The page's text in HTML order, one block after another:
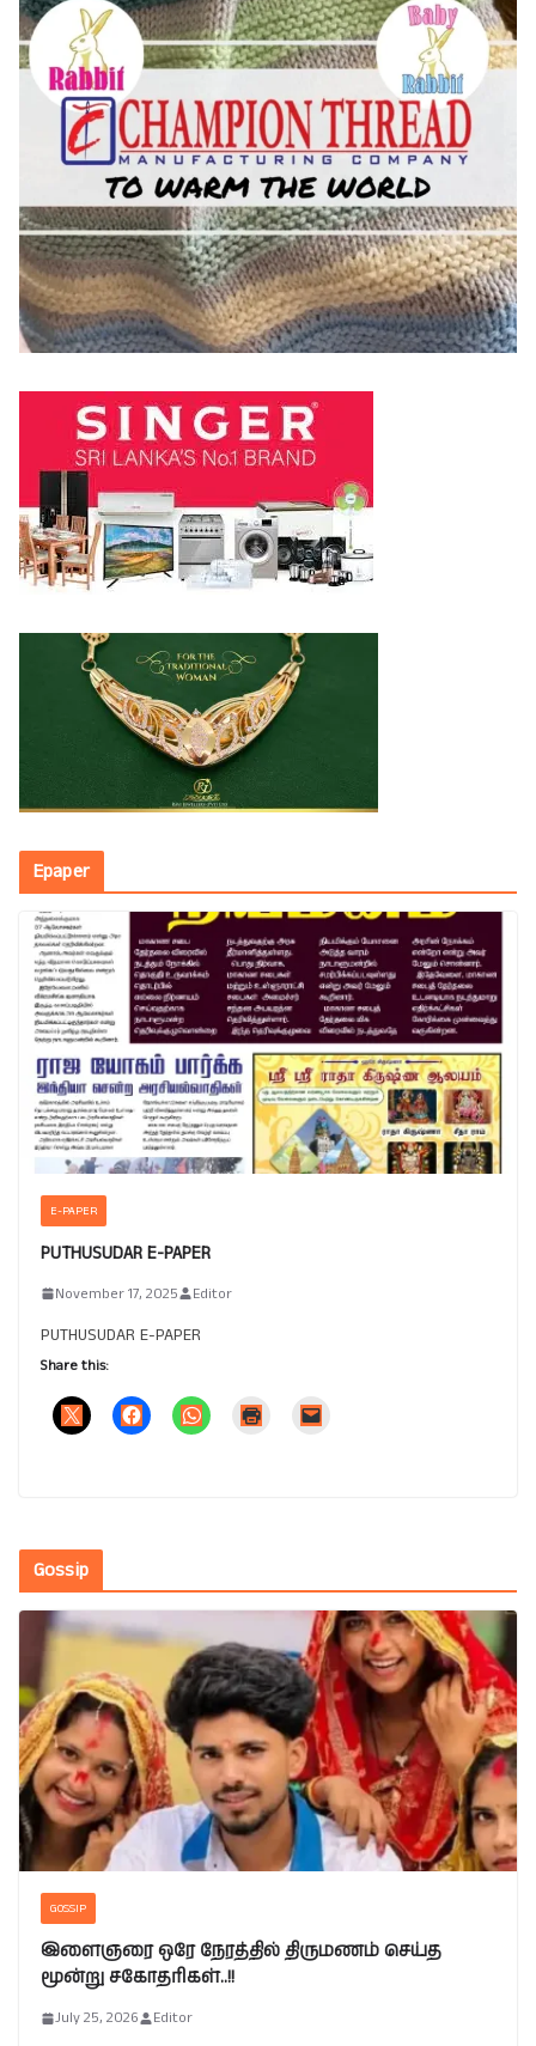
Epaper
E-PAPER
PUTHUSUDAR E-PAPER
November 17, 2025 Editor
PUTHUSUDAR E-PAPER
Share this:
Gossip
GOSSIP
இளைஞரை ஒரே நேரத்தில் திருமணம் செய்த
மூன்று சகோதரிகள்..!!
July 25, 2026 Editor